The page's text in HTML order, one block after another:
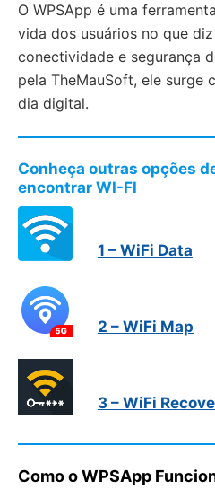
O WPSApp é uma
vida dos usuários no que
conectividade e segurança
pela TheMauSoft, ele surge
dia digital.
Conheça outras opções
encontrar WI-FI
1 – WiFi Data
2 – WiFi Map
3 – WiFi
Como o WPSApp